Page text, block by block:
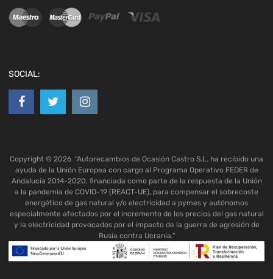
SOCIAL:
Copyright © 2026 "Autorecambios de Ocasión Castro S.L. ha recibido una
ayuda de la Unión Europea con cargo al Programa Operativo FEDER de
Andalucía 2014-2020, financiada como parte de la respuesta de la Unión
a la pandemia de COVID-19 (REACT-UE), para compensar el sobrecoste
energético de gas natural y/o electricidad a pymes y autónomos
especialmente afectados por el incremento de los precios del gas natural
y la electricidad provocados por el impacto de la guerra de agresión de
Rusia contra Ucrania."